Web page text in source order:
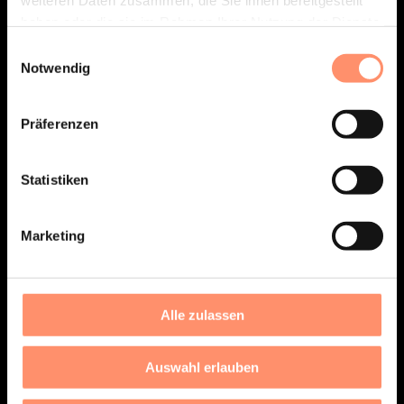
Notwendig
Präferenzen
Statistiken
Marketing
Alle zulassen
Auswahl erlauben
FOCUS,
YOUR WAY.
Damit die Mähne immer sitzt – ein Gehalt, das zu
finanziert. Du sollst dich auf deinen Job
konzentrieren, nicht aufs Rechnen.
Sonderzahlungen sind je nach Leistung möglich.
MEHR SPIELRAUM